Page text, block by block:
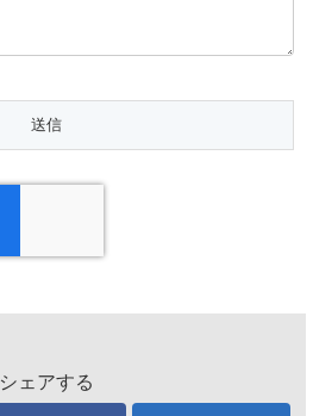
シェアする